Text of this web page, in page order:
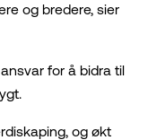
og bredere, sier
for å bidra til
og økt